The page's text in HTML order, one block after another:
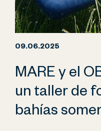
09.06.2025
MARE y el
un taller de
bahías